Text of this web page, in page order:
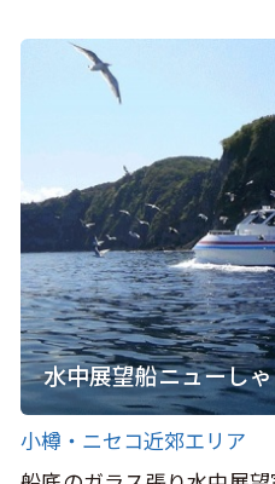
水中展望船ニューし
小樽・ニセコ近郊エリア